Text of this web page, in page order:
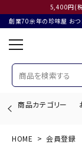
5,400円(
創業70余年の珍味屋 おつ
商品カテゴリー
HOME 会員登録